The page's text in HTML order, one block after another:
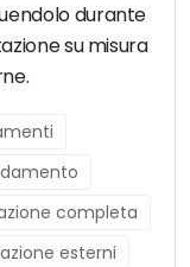
durante
su misura
completa
esterni